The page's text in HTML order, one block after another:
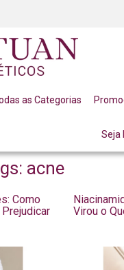
as Categorias
Seja
acne
Como
Virou o